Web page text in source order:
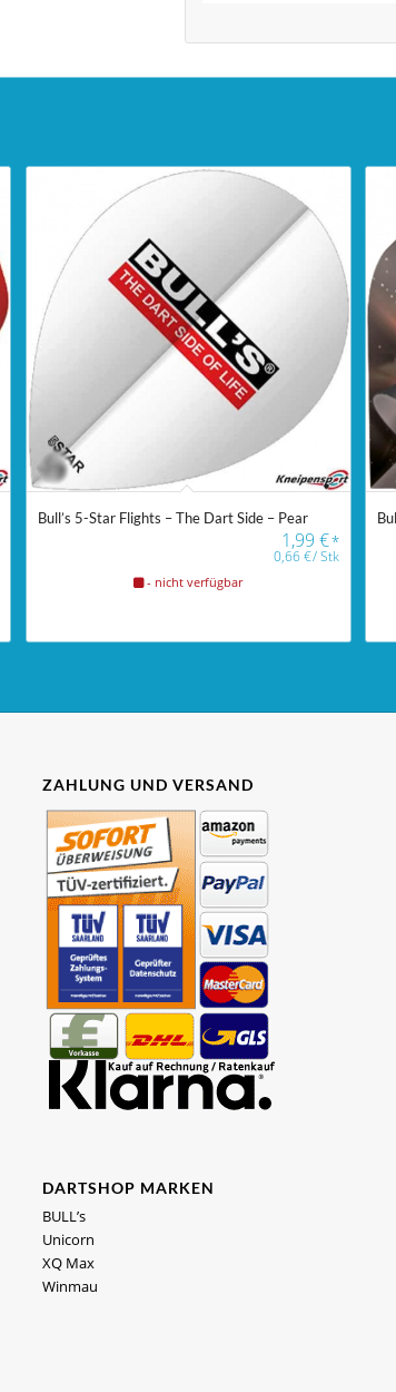
Bull’s 5-Star Flights – The Dart Side – Pear
1,99 €*
0,66€/Stk
- nicht verfügbar
ZAHLUNG UND VERSAND
DARTSHOP MARKEN
BULL’s
Unicorn
XQ Max
Winmau